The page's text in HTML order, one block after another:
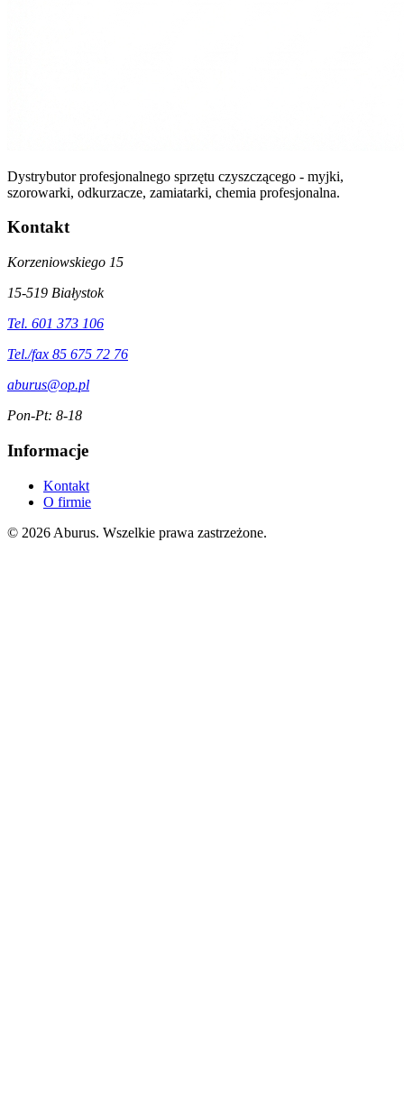
Dystrybutor profesjonalnego sprzętu czyszczącego - myjki,
szorowarki, odkurzacze, zamiatarki, chemia profesjonalna.
Kontakt
Korzeniowskiego 15
15-519 Białystok
Tel. 601 373 106
Tel./fax 85 675 72 76
aburus@op.pl
Pon-Pt: 8-18
Informacje
Kontakt
O firmie
© 2026 Aburus. Wszelkie prawa zastrzeżone.